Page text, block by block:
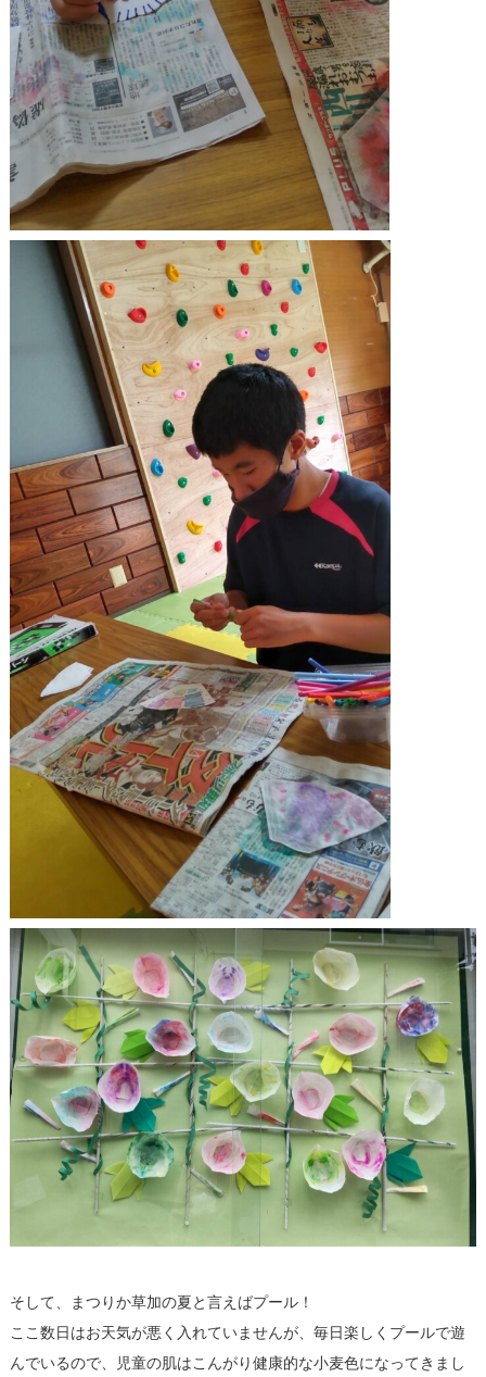
そして、まつりか草加の夏と言えばプール！
ここ数日はお天気が悪く入れていませんが、毎日楽しくプールで遊
んでいるので、児童の肌はこんがり健康的な小麦色になってきまし